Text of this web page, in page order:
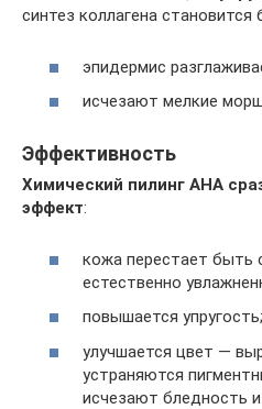
синтез коллагена
эпидермис
исчезают мелкие
Эффективность
Химический пилинг AHA
эффект:
кожа перестает быть
естественно
повышается упругость;
улучшается цвет —
устраняются
исчезают бледность